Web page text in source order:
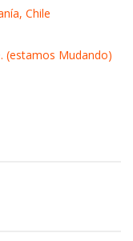
Chile
(estamos Mudando)